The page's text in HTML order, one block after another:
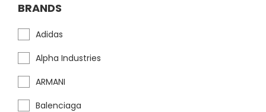
BRANDS
Adidas
Alpha Industries
ARMANI
Balenciaga